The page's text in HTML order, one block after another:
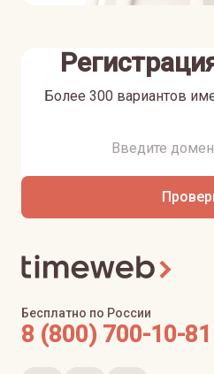
Более 300 вариантов
Бесплатно по России
8 (800) 700-10-81